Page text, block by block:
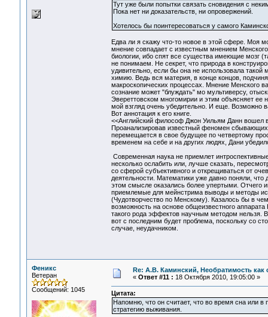
Тут уже были попытки связать сновидения с
Пока нет ни доказательств, ни опровержений.
Хотелось бы поинтересоваться у самого
Едва ли я скажу что-то новое в этой сфере. Моя
мнение совпадает с известным мнением
биологии, ибо спят все существа имеющие мозг
не понимаем. Не секрет, что природа в
удивительно, если бы она не использовала
химию. Ведь вся материя, в конце концов,
макроскопических процессах. Мнение Менского
сознание может "блуждать" мо мультиверсу,
Эвереттовском многомирии и этим объясняет ее
мой взгляд очень убедительно. И еще.
Вот аннотация к его книге.
<<Английский философ Джон Уильям Данн вошел
Проанализировав известный феномен
перемещается в свое будущее по четвертому
временем на себе и на других людях, Дани
Современная наука не приемлет
несколько ослабить или, лучше сказать,
со сферой субъективного и открещиваться от
деятельности. Математики уже давно поняли, что
этом смысле оказались более упертыми. Отчего
приемлемые для мейнстрима выводы и методы
(Чудотворчество по Менскому). Казалось бы в
возможность на основе общеизвестного
такого рода эффектов научным методом нельзя.
вот с последним будет проблема, поскольку со
случае, неудачником.
Феникс
Ветеран
Сообщений: 1045
Re: А.В. Каминский, Необратимость как
« Ответ #11 : 18 Октября 2010, 19:05:00 »
Цитата:
Напомню, что он считает, что во время сна или
стратегию выживания.